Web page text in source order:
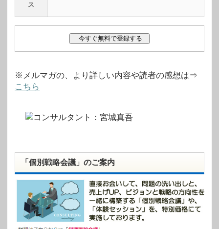
ス
※メルマガの、より詳しい内容や読者の感想は⇒
こちら
「個別戦略会議」のご案内